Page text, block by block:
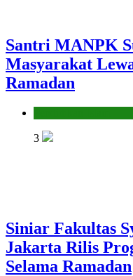
Santri MANPK
Masyarakat
Ramadan
3
Siniar Fakultas
Jakarta Rilis
Selama Ramadan